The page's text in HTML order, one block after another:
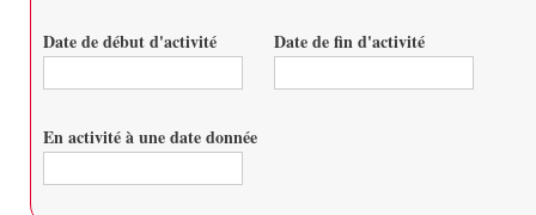
Date de début d'activité Date de fin d'activité
En activité à une date donnée